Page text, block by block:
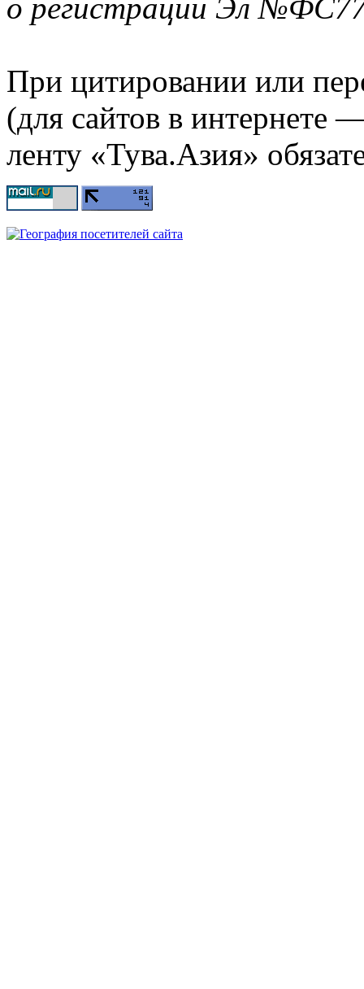
о регистрации Эл
При цитировании или
(для сайтов в интернете
ленту «Тува.Азия»